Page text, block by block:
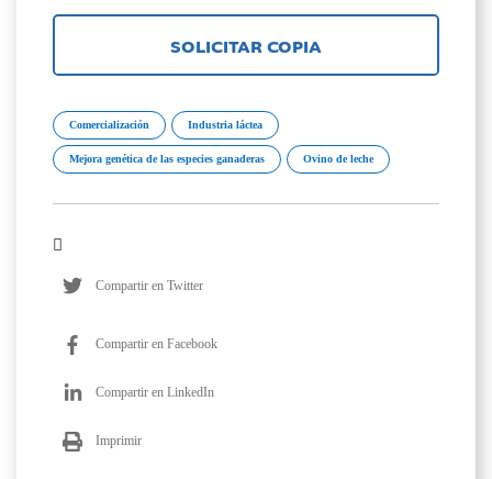
SOLICITAR COPIA
Comercialización Industria láctea
Mejora genética de las especies ganaderas Ovino de leche
Compartir en Twitter
Compartir en Facebook
Compartir en LinkedIn
Imprimir